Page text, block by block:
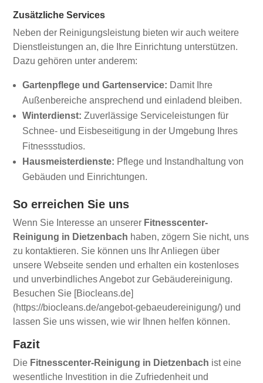
Zusätzliche Services
Neben der Reinigungsleistung bieten wir auch weitere
Dienstleistungen an, die Ihre Einrichtung unterstützen.
Dazu gehören unter anderem:
Gartenpflege und Gartenservice: Damit Ihre
Außenbereiche ansprechend und einladend bleiben.
Winterdienst: Zuverlässige Serviceleistungen für
Schnee- und Eisbeseitigung in der Umgebung Ihres
Fitnessstudios.
Hausmeisterdienste: Pflege und Instandhaltung von
Gebäuden und Einrichtungen.
So erreichen Sie uns
Wenn Sie Interesse an unserer Fitnesscenter-
Reinigung in Dietzenbach haben, zögern Sie nicht, uns
zu kontaktieren. Sie können uns Ihr Anliegen über
unsere Webseite senden und erhalten ein kostenloses
und unverbindliches Angebot zur Gebäudereinigung.
Besuchen Sie [Biocleans.de]
(https://biocleans.de/angebot-gebaeudereinigung/) und
lassen Sie uns wissen, wie wir Ihnen helfen können.
Fazit
Die Fitnesscenter-Reinigung in Dietzenbach ist eine
wesentliche Investition in die Zufriedenheit und